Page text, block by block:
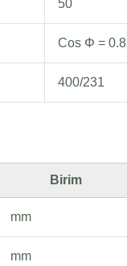
50
Cos Φ = 0.8
400/231
Birim
mm
mm